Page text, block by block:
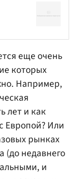
еще очень
которых
Например,
лет и как
Европой? Или
рынках
(до недавнего
и